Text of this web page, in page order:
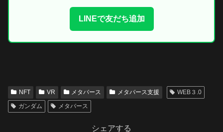
LINEで友だち追加
NFT VR メタバース メタバース支援
WEB３.0
ガンダム
メタバース
シェアする